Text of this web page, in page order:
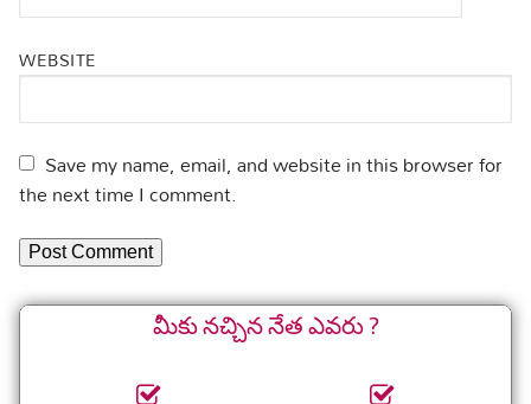
WEBSITE
Save my name, email, and website in this browser for
the next time I comment.
మీకు నచ్చిన నేత ఎవరు ?